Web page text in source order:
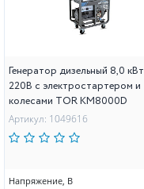
Генератор дизельный 8,0 кВт
220В с электростартером и
колесами TOR KM8000D
Артикул: 1049616
Напряжение, В